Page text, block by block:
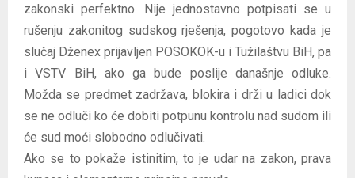
zakonski perfektno. Nije jednostavno potpisati se u
rušenju zakonitog sudskog rješenja, pogotovo kada je
slučaj Dženex prijavljen POSOKOK-u i Tužilaštvu BiH, pa
i VSTV BiH, ako ga bude poslije današnje odluke.
Možda se predmet zadržava, blokira i drži u ladici dok
se ne odluči ko će dobiti potpunu kontrolu nad sudom ili
će sud moći slobodno odlučivati.
Ako se to pokaže istinitim, to je udar na zakon, prava